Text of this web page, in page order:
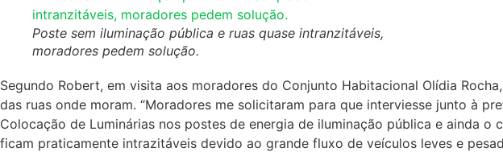
Poste sem iluminação pública e ruas quase intranzitáveis,
moradores pedem solução.
Segundo Robert, em visita aos moradores do Conjunto Habitacional Olídia
das ruas onde moram. “Moradores me solicitaram para que interviesse junto à
Colocação de Luminárias nos postes de energia de iluminação pública e ainda
ficam praticamente intrazitáveis devido ao grande fluxo de veículos leves e